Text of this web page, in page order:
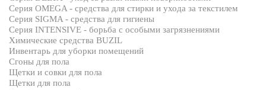
Серия OMEGA - средства для стирки и ухода за текстилем
Серия SIGMA - средства для гигиены
Серия INTENSIVE - борьба с особыми загрязнениями
Химические средства BUZIL
Инвентарь для уборки помещений
Сгоны для пола
Щетки и совки для пола
Щетки для пола